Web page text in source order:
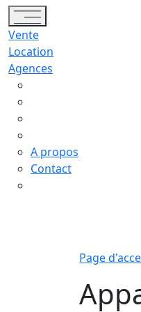
Toggle navigation
Vente
Location
Agences
A propos
Contact
Page